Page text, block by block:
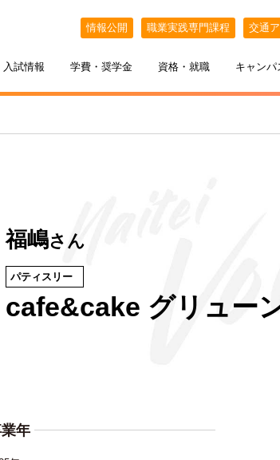
情報公開 職業実践専門課程 交通
魅力
ェ・スイーツ専科 3年間の学び
入試情報 学費・奨学金 資格・就職 キャンパ
学生の方へ
ンパス 出張オープンキャンパス
福嶋さん
パティスリー
cafe&cake グリュー
年